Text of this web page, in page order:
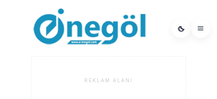
REKLAM ALANI